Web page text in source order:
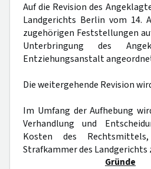
Auf die Revision des
Landgerichts Berlin vom 14.
zugehörigen Feststellungen
Unterbringung des
Entziehungsanstalt
Die weitergehende Revision
Im Umfang der Aufhebung
Verhandlung und
Kosten des
Strafkammer des Landgerichts
Gründe